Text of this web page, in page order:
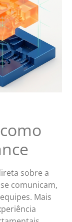
sobre a
comunicam,
Mais